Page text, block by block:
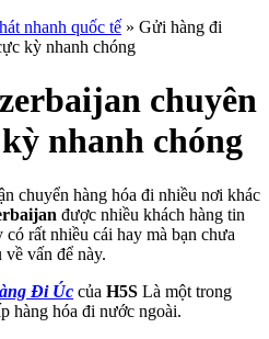
nhanh quốc tế » Gửi hàng đi
kỳ nhanh chóng
chuyên
nhanh chóng
chuyển hàng hóa đi nhiều nơi khác
được nhiều khách hàng tin
rất nhiều cái hay mà bạn chưa
vấn để này.
Đi Úc của H5S Là một trong
hàng hóa đi nước ngoài.